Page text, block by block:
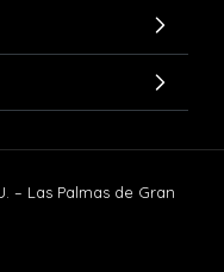
– Las Palmas de Gran